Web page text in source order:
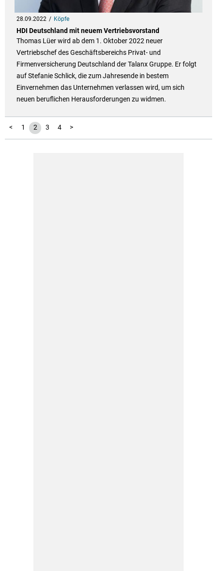
28.09.2022 Köpfe
HDI Deutschland mit neuem Vertriebsvorstand
Thomas Lüer wird ab dem 1. Oktober 2022 neuer
Vertriebschef des Geschäftsbereichs Privat- und
Firmenversicherung Deutschland der Talanx Gruppe. Er folgt
auf Stefanie Schlick, die zum Jahresende in bestem
Einvernehmen das Unternehmen verlassen wird, um sich
neuen beruflichen Herausforderungen zu widmen.
< 1 2 3 4 >